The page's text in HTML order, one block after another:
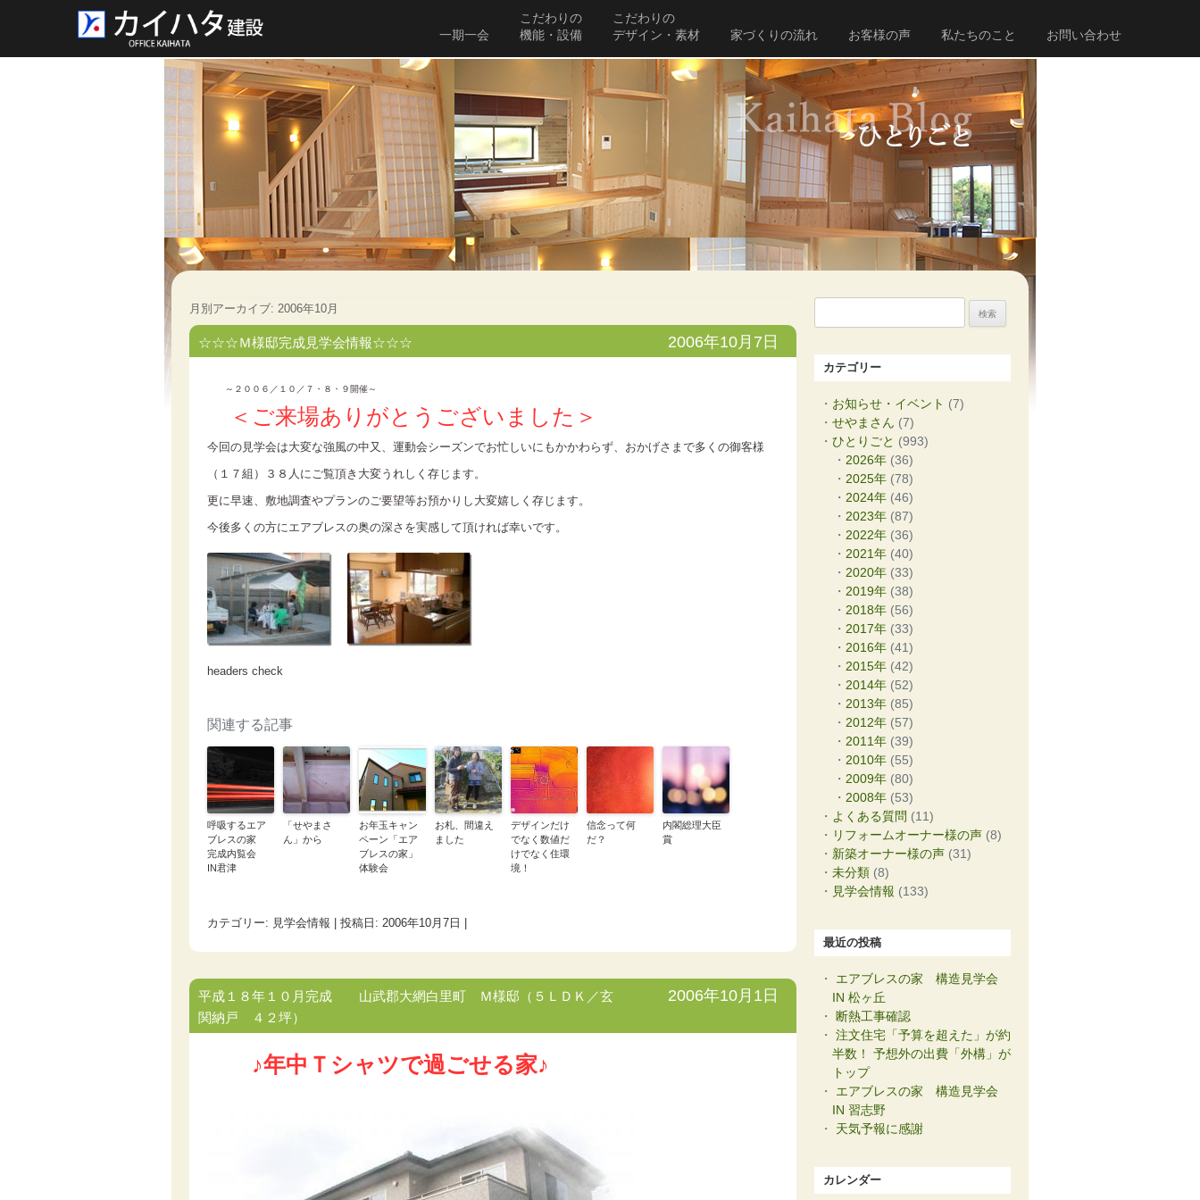
一期一会
こだわりの
機能・設備
こだわりの
デザイン・素材
家づくりの流れ お客様の声 私たちのこと お問い合わせ
月別アーカイブ: 2006年10月
☆☆☆Ｍ様邸完成見学会情報☆☆☆ 2006年10月7日
～２００６／１０／７・８・９開催～
＜ご来場ありがとうございました＞
今回の見学会は大変な強風の中又、運動会シーズンでお忙しいにもかかわらず、おかげさまで多くの御客様
（１７組）３８人にご覧頂き大変うれしく存じます。
更に早速、敷地調査やプランのご要望等お預かりし大変嬉しく存じます。
今後多くの方にエアブレスの奥の深さを実感して頂ければ幸いです。
headers check
関連する記事
呼吸するエア
ブレスの家
完成内覧会
IN君津
「せやまさ
ん」から
お年玉キャン
ペーン「エア
ブレスの家」
体験会
お札、間違え
ました
デザインだけ
でなく数値だ
けでなく住環
境！
信念って何
だ？
内閣総理大臣
賞
カテゴリー: 見学会情報 | 投稿日: 2006年10月7日 |
平成１８年１０月完成 山武郡大網白里町 Ｍ様邸（５ＬＤＫ／玄
関納戸 ４２坪）
2006年10月1日
♪年中Ｔシャツで過ごせる家♪
索:
カテゴリー
お知らせ・イベント (7)
せやまさん (7)
ひとりごと (993)
2026年 (36)
2025年 (78)
2024年 (46)
2023年 (87)
2022年 (36)
2021年 (40)
2020年 (33)
2019年 (38)
2018年 (56)
2017年 (33)
2016年 (41)
2015年 (42)
2014年 (52)
2013年 (85)
2012年 (57)
2011年 (39)
2010年 (55)
2009年 (80)
2008年 (53)
よくある質問 (11)
リフォームオーナー様の声 (8)
新築オーナー様の声 (31)
未分類 (8)
見学会情報 (133)
最近の投稿
エアブレスの家 構造見学会
IN 松ヶ丘
断熱工事確認
注文住宅「予算を超えた」が約
半数！ 予想外の出費「外構」が
トップ
エアブレスの家 構造見学会
IN 習志野
天気予報に感謝
カレンダー